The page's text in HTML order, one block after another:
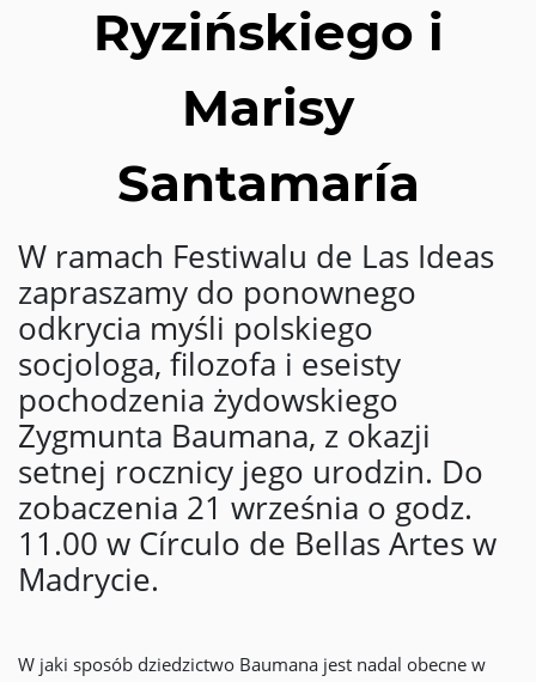
Ryzińskiego i
Marisy
Santamaría
W ramach Festiwalu de Las Ideas
zapraszamy do ponownego
odkrycia myśli polskiego
socjologa, filozofa i eseisty
pochodzenia żydowskiego
Zygmunta Baumana, z okazji
setnej rocznicy jego urodzin. Do
zobaczenia 21 września o godz.
11.00 w Círculo de Bellas Artes w
Madrycie.
W jaki sposób dziedzictwo Baumana jest nadal obecne w